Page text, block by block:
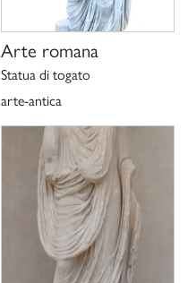
Arte romana
Statua di togato
arte-antica